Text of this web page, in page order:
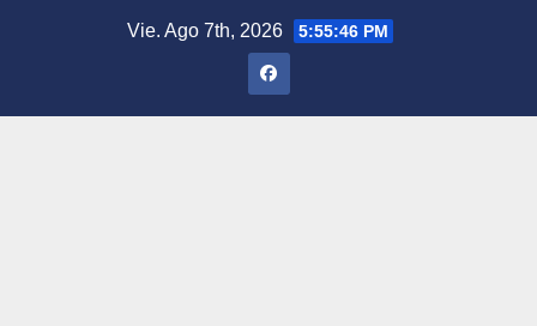
Vie. Ago 7th, 2026 5:55:47 PM